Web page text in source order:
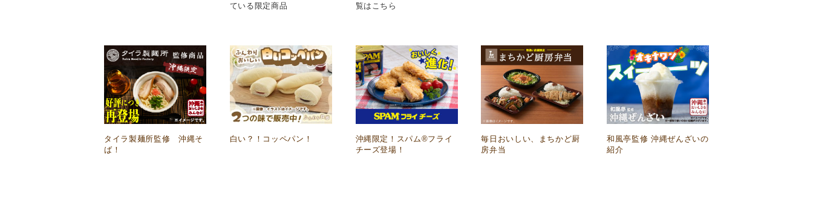
ている限定商品
覧はこちら
タイラ製麺所監修 沖縄そ
ば！
白い？！コッペパン！
沖縄限定！スパム®フライ
チーズ登場！
毎日おいしい、まちかど厨
房弁当
和風亭監修 沖縄ぜんざいの
紹介